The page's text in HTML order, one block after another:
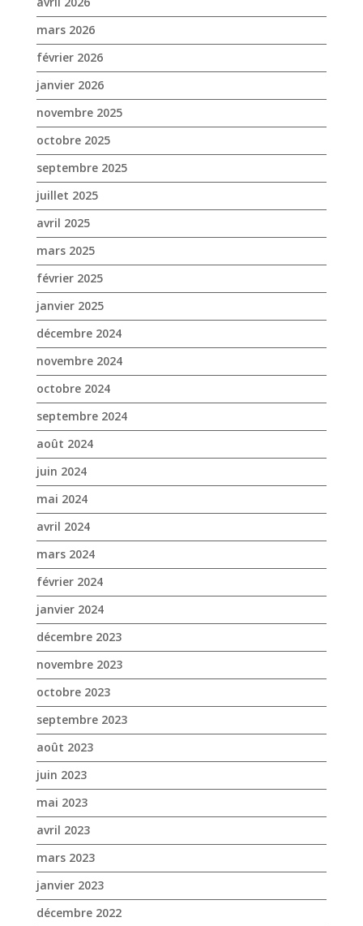
mars 2026
février 2026
janvier 2026
novembre 2025
octobre 2025
septembre 2025
juillet 2025
avril 2025
mars 2025
février 2025
janvier 2025
décembre 2024
novembre 2024
octobre 2024
septembre 2024
août 2024
juin 2024
mai 2024
avril 2024
mars 2024
février 2024
janvier 2024
décembre 2023
novembre 2023
octobre 2023
septembre 2023
août 2023
juin 2023
mai 2023
avril 2023
mars 2023
janvier 2023
décembre 2022